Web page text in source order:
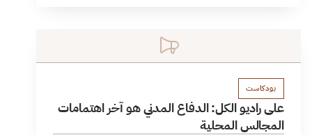
بودكاست
على راديو الكل: الدفاع المدني هو آخر اهتمامات
المجالس المحلية